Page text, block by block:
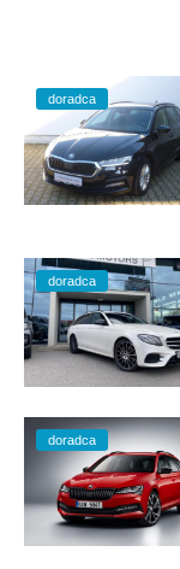
doradca
doradca
doradca